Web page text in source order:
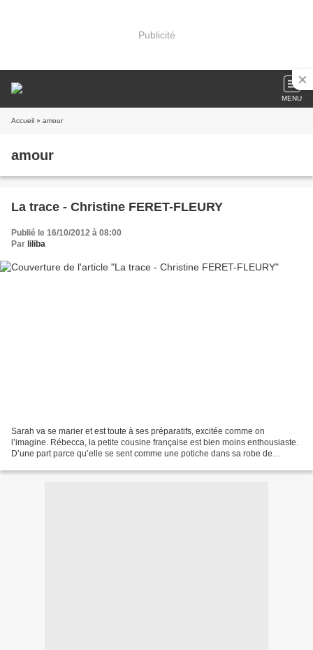
Publicité
MENU
Accueil » amour
amour
La trace - Christine FERET-FLEURY
Publié le 16/10/2012 à 08:00
Par liliba
Sarah va se marier et est toute à ses préparatifs, excitée comme on
l’imagine. Rébecca, la petite cousine française est bien moins enthousiaste.
D’une part parce qu’elle se sent comme une potiche dans sa robe de